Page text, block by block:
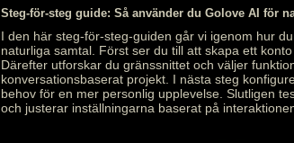
Steg-för-steg guide: Så använder du Golove AI för
I den här steg-för-steg-guiden går vi igenom hur
naturliga samtal. Först ser du till att skapa ett
Därefter utforskar du gränssnittet och väljer
konversationsbaserat projekt. I nästa steg
behov för en mer personlig upplevelse. Slutligen
och justerar inställningarna baserat på